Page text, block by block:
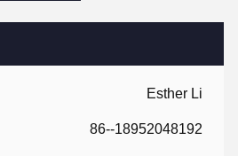
Esther Li
86--18952048192